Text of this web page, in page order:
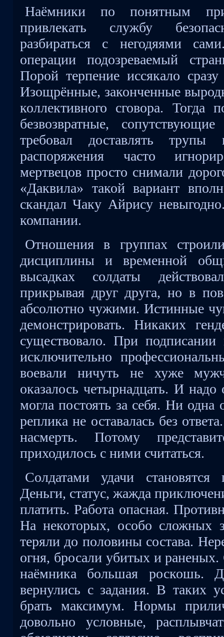
Наёмники по понятным
привлекать службу
разбираться с негодяями
операции подозреваемый
Порой терпение иссякало
Изощрённые, законченные
коллективного сговора. Тогда
безвозвратные,
требовал доставлять
распоряжения часто
мертвецов просто снимали
«Даквила» такой вариант
скандал Чаку Айрису
компании.
Отношения в группах
дисциплины и временной
высадках солдаты
прикрывая друг друга, но в
абсолютно чужими. Истинные
демонстрировать. Никаких
существовало. При подписании
исключительно
воевали ничуть не хуже
оказалось четырнадцать. И
могла постоять за себя. Ни одна
реплика не оставалась без
насмерть. Потому
приходилось с ними считаться.
Солдатами удачи
Деньги, статус, жажда
платить. Работа опасная.
На некоторых, особо сложных
теряли до половины состава.
огня, бросали убитых и
наёмника большая роскошь.
вернулись с задания. В таких
брать максимум. Нормы
довольно условные,